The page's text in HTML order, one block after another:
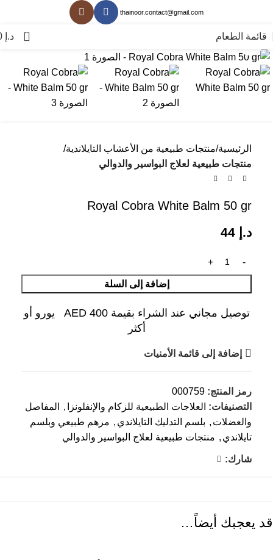
thainoor.contact@gmail.com
قائمة الطعام 0 د.إ
انقر للتكبير
الرئيسية منتجات طبيعية من الأعشاب التايلاندية
منتجات طبيعية لعلاج البواسير والدوالي
Royal Cobra White Balm 50 gr
د.إ
إضافة إلى السلة
توصيل مجاني عند الشراء بقيمة AED 400 يورو أو
أكثر
إضافة إلى قائمة الأمنيات
رمز المنتج: 000759
التصنيفات: العلاجات الطبيعية للزكام والإنفلونزا ,
المفاصل
والعضلات , بلسم التدليك التايلاندي , مرهم طبيعي وبلسم
تايلاندي , منتجات طبيعية لعلاج البواسير والدوالي
شارك:
قد يعجبك أيضاً…